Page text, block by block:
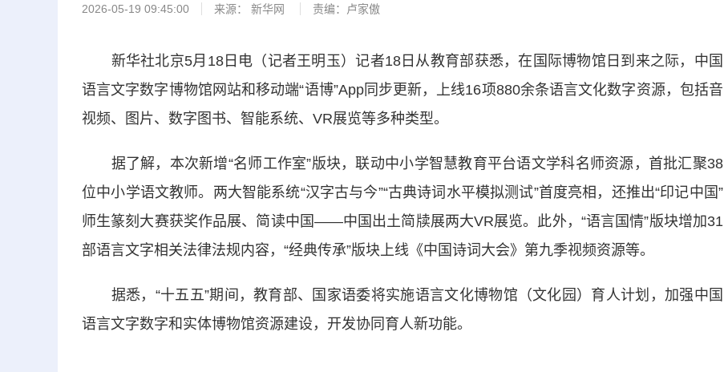
2026-05-19 09:45:00 来源： 新华网 责编：卢家傲
新华社北京5月18日电（记者王明玉）记者18日从教育部获悉，在国际博物馆日到来之际，中国
语言文字数字博物馆网站和移动端“语博”App同步更新，上线16项880余条语言文化数字资源，包括音
视频、图片、数字图书、智能系统、VR展览等多种类型。
据了解，本次新增“名师工作室”版块，联动中小学智慧教育平台语文学科名师资源，首批汇聚38
位中小学语文教师。两大智能系统“汉字古与今”“古典诗词水平模拟测试”首度亮相，还推出“印记中国”
师生篆刻大赛获奖作品展、简读中国——中国出土简牍展两大VR展览。此外，“语言国情”版块增加31
部语言文字相关法律法规内容，“经典传承”版块上线《中国诗词大会》第九季视频资源等。
据悉，“十五五”期间，教育部、国家语委将实施语言文化博物馆（文化园）育人计划，加强中国
语言文字数字和实体博物馆资源建设，开发协同育人新功能。